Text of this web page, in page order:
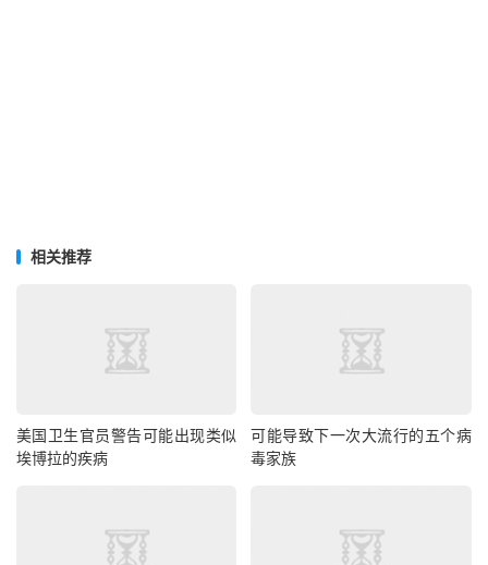
相关推荐
美国卫生官员警告可能出现类似
埃博拉的疾病
可能导致下一次大流行的五个病
毒家族